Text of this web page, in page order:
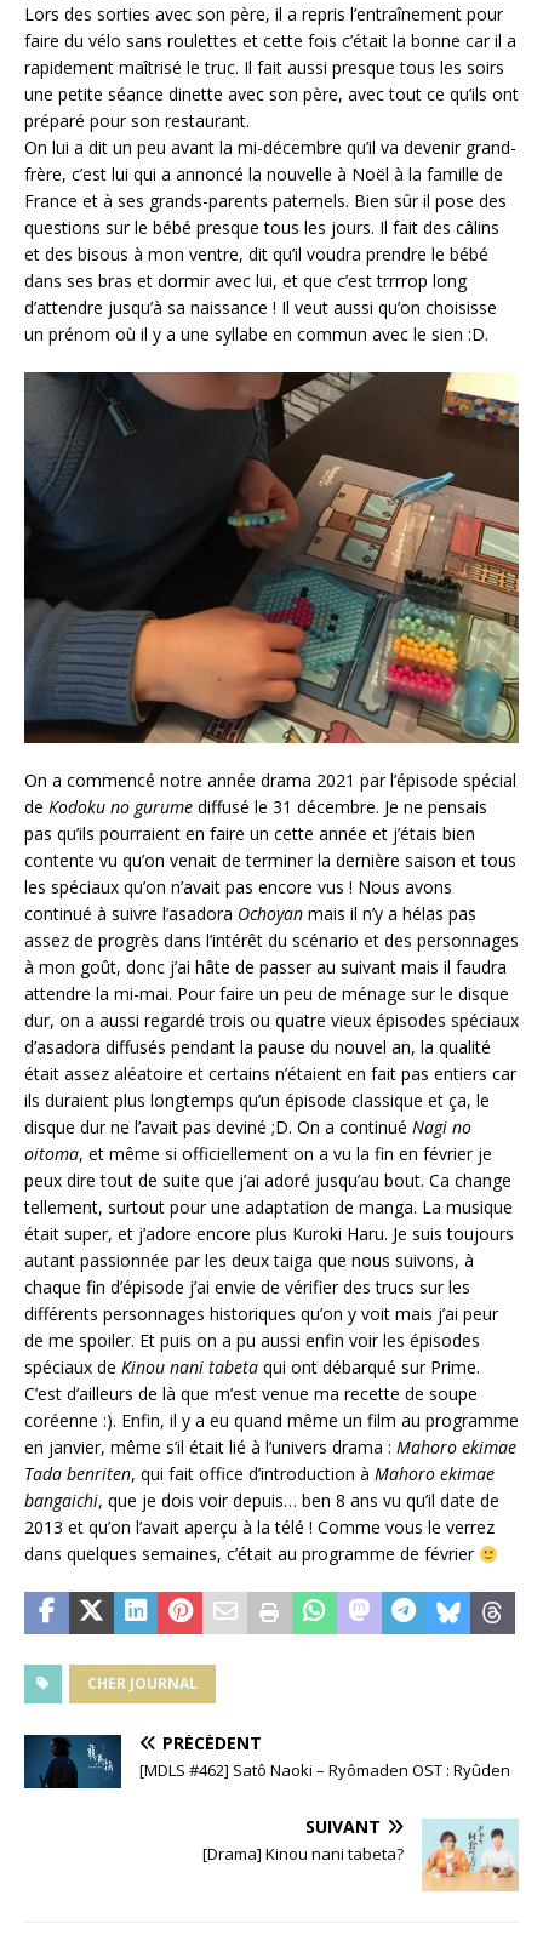
Lors des sorties avec son père, il a repris l’entraînement pour
faire du vélo sans roulettes et cette fois c’était la bonne car il a
rapidement maîtrisé le truc. Il fait aussi presque tous les soirs
une petite séance dinette avec son père, avec tout ce qu’ils ont
préparé pour son restaurant.
On lui a dit un peu avant la mi-décembre qu’il va devenir grand-
frère, c’est lui qui a annoncé la nouvelle à Noël à la famille de
France et à ses grands-parents paternels. Bien sûr il pose des
questions sur le bébé presque tous les jours. Il fait des câlins
et des bisous à mon ventre, dit qu’il voudra prendre le bébé
dans ses bras et dormir avec lui, et que c’est trrrrop long
d’attendre jusqu’à sa naissance ! Il veut aussi qu’on choisisse
un prénom où il y a une syllabe en commun avec le sien :D.
On a commencé notre année drama 2021 par l’épisode spécial
de Kodoku no gurume diffusé le 31 décembre. Je ne pensais
pas qu’ils pourraient en faire un cette année et j’étais bien
contente vu qu’on venait de terminer la dernière saison et tous
les spéciaux qu’on n’avait pas encore vus ! Nous avons
continué à suivre l’asadora Ochoyan mais il n’y a hélas pas
assez de progrès dans l’intérêt du scénario et des personnages
à mon goût, donc j’ai hâte de passer au suivant mais il faudra
attendre la mi-mai. Pour faire un peu de ménage sur le disque
dur, on a aussi regardé trois ou quatre vieux épisodes spéciaux
d’asadora diffusés pendant la pause du nouvel an, la qualité
était assez aléatoire et certains n’étaient en fait pas entiers car
ils duraient plus longtemps qu’un épisode classique et ça, le
disque dur ne l’avait pas deviné ;D. On a continué Nagi no
oitoma, et même si officiellement on a vu la fin en février je
peux dire tout de suite que j’ai adoré jusqu’au bout. Ca change
tellement, surtout pour une adaptation de manga. La musique
était super, et j’adore encore plus Kuroki Haru. Je suis toujours
autant passionnée par les deux taiga que nous suivons, à
chaque fin d’épisode j’ai envie de vérifier des trucs sur les
différents personnages historiques qu’on y voit mais j’ai peur
de me spoiler. Et puis on a pu aussi enfin voir les épisodes
spéciaux de Kinou nani tabeta qui ont débarqué sur Prime.
C’est d’ailleurs de là que m’est venue ma recette de soupe
coréenne :). Enfin, il y a eu quand même un film au programme
en janvier, même s’il était lié à l’univers drama : Mahoro ekimae
Tada benriten, qui fait office d’introduction à Mahoro ekimae
bangaichi, que je dois voir depuis… ben 8 ans vu qu’il date de
2013 et qu’on l’avait aperçu à la télé ! Comme vous le verrez
dans quelques semaines, c’était au programme de février
CHER JOURNAL
PRÉCÉDENT
[MDLS #462] Satô Naoki – Ryômaden OST : Ryûden
SUIVANT
[Drama] Kinou nani tabeta?